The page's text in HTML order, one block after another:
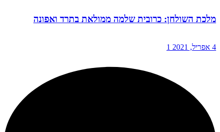
מלכת השולחן: כרובית שלמה ממולאת בתרד ואפונה
4 אפריל, 2021 1